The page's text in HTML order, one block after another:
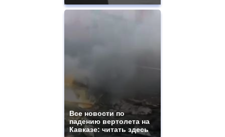
Все новости по
падению вертолета на
Кавказе: читать здесь